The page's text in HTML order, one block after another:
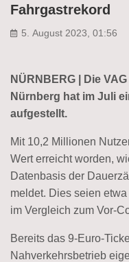
Fahrgastrekord
5. August 2023, 01:56
NÜRNBERG | Die
Nürnberg hat im Juli
aufgestellt.
Mit 10,2 Millionen
Wert erreicht worden,
Datenbasis der
meldet. Dies seien
im Vergleich zum Vor-
Bereits das 9-Euro-
Nahverkehrsbetrieb